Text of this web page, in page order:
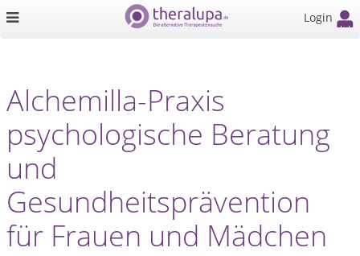
Login
Alchemilla-Praxis
psychologische Beratung
und
Gesundheitsprävention
für Frauen und Mädchen